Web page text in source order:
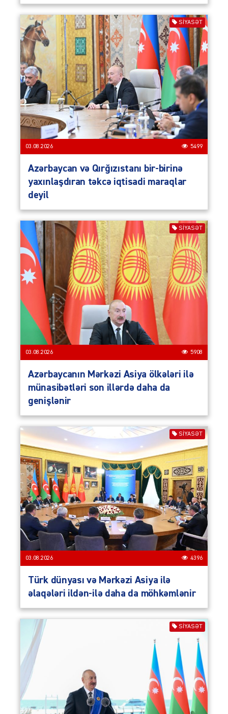
SIYASƏT
03.08.2026 5499
Azərbaycan və Qırğızıstanı bir-birinə
yaxınlaşdıran təkcə iqtisadi maraqlar
deyil
SIYASƏT
03.08.2026 5908
Azərbaycanın Mərkəzi Asiya ölkələri ilə
münasibətləri son illərdə daha da
genişlənir
SIYASƏT
03.08.2026 4396
Türk dünyası və Mərkəzi Asiya ilə
əlaqələri ildən-ilə daha da möhkəmlənir
SIYASƏT